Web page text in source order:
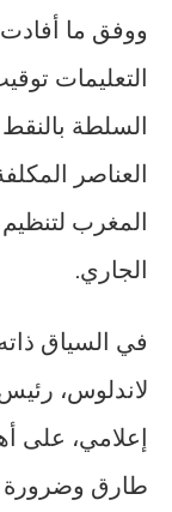
ووفق ما أفادت
التعليمات
السلطة
العناصر
المغرب
الجاري.
في السياق
لاندلوس،
إعلامي، على
طارق وضرورة